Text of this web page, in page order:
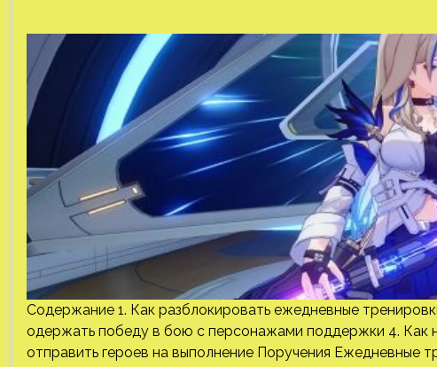
Содержание 1. Как разблокировать ежедневные
одержать победу в бою с персонажами поддержки 4. Как
отправить героев на выполнение Поручения Ежедневные